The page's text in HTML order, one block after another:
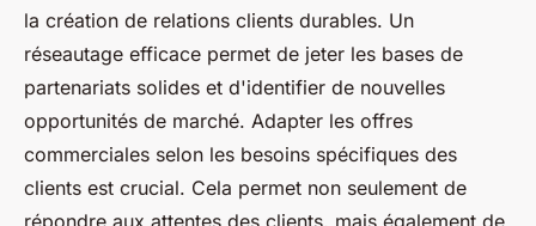
la création de relations clients durables. Un
réseautage efficace permet de jeter les bases de
partenariats solides et d'identifier de nouvelles
opportunités de marché. Adapter les offres
commerciales selon les besoins spécifiques des
clients est crucial. Cela permet non seulement de
répondre aux attentes des clients, mais également de